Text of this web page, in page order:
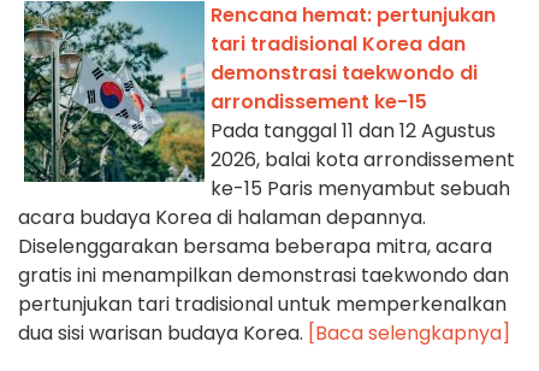
Rencana hemat: pertunjukan
tari tradisional Korea dan
demonstrasi taekwondo di
arrondissement ke-15
Pada tanggal 11 dan 12 Agustus
2026, balai kota arrondissement
ke-15 Paris menyambut sebuah
acara budaya Korea di halaman depannya.
Diselenggarakan bersama beberapa mitra, acara
gratis ini menampilkan demonstrasi taekwondo dan
pertunjukan tari tradisional untuk memperkenalkan
dua sisi warisan budaya Korea. [Baca selengkapnya]